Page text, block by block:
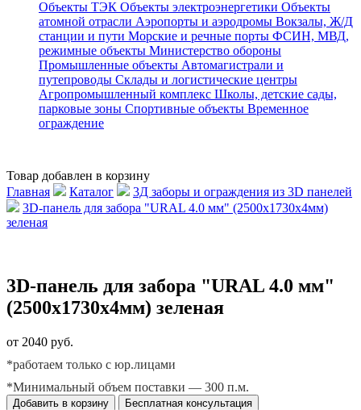
Объекты ТЭК Объекты электроэнергетики Объекты
атомной отрасли Аэропорты и аэродромы Вокзалы, Ж/Д
станции и пути Морские и речные порты ФСИН, МВД,
режимные объекты Министерство обороны
Промышленные объекты Автомагистрали и
путепроводы Склады и логистические центры
Агропромышленный комплекс Школы, детские сады,
парковые зоны Спортивные объекты Временное
ограждение
Товар добавлен в корзину
Главная
Каталог
3Д заборы и ограждения из 3D панелей
3D-панель для забора "URAL 4.0 мм" (2500х1730х4мм)
зеленая
3D-панель для забора "URAL 4.0 мм"
(2500х1730х4мм) зеленая
от 2040 руб.
*работаем только с юр.лицами
*Минимальный объем поставки — 300 п.м.
Добавить в корзину Бесплатная консультация